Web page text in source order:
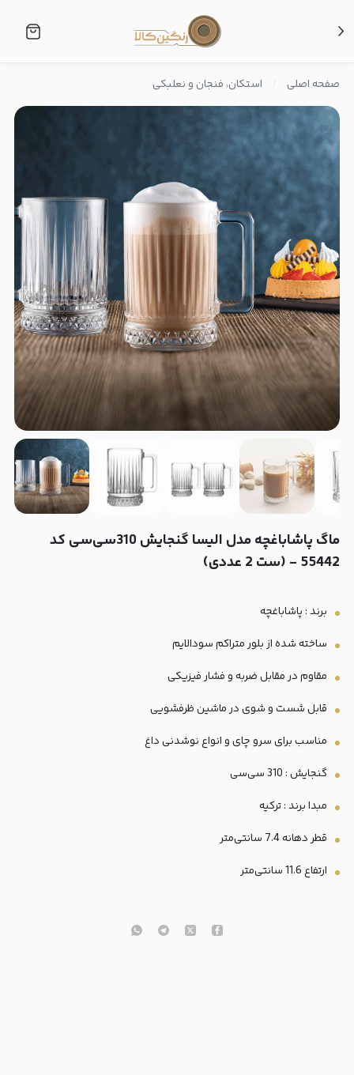
صفحه اصلی استکان، فنجان و نعلبکی
ماگ پاشاباغچه مدل الیسا گنجایش 310سی‌سی کد
55442 - (ست 2 عددی)
برند : پاشاباغچه
ساخته شده از بلور متراکم سودالایم
مقاوم در مقابل ضربه و فشار فیزیکی
قابل شست و شوی در ماشین ظرفشویی
مناسب برای سرو چای و انواع نوشدنی داغ
گنجایش : 310 سی‌سی
مبدا برند : ترکیه
قطر دهانه 7.4 سانتی‌متر
ارتفاع 11.6 سانتی‌متر